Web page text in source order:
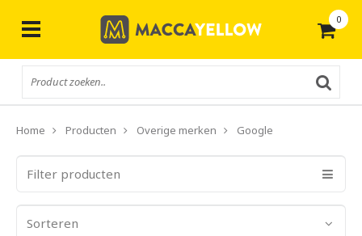
0
Home Producten Overige merken Google
Filter producten
Sorteren